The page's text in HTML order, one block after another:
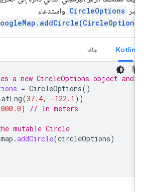
CircleOptions واستدعاء
:
Kotlin
a new CircleOptions object and
= CircleOptions
(LatLng( 37.4, - 122.1
(1000.0) // In meters
the mutable Circle
= map.addCircle(circleOptions